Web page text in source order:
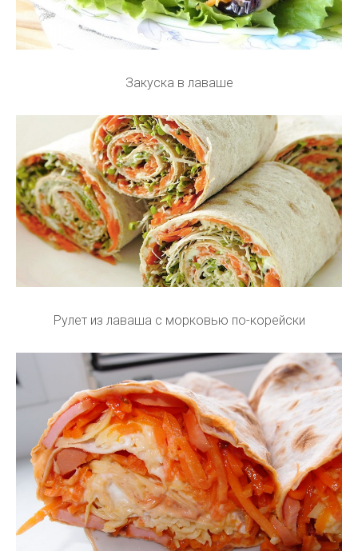
Закуска в лаваше
Рулет из лаваша с морковью по-корейски